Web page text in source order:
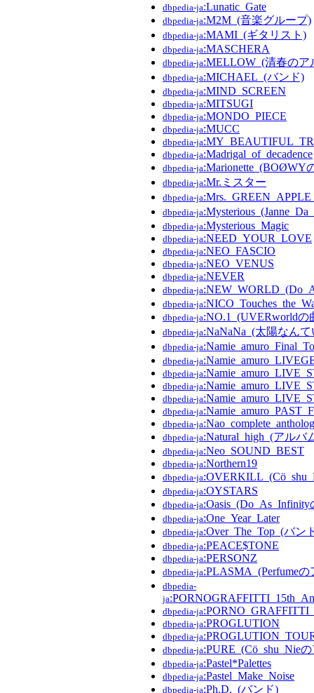
dbpedia-ja:Lunatic_Gate
dbpedia-ja:M2M_(音楽グループ)
dbpedia-ja:MAMI_(ギタリスト)
dbpedia-ja:MASCHERA
dbpedia-ja:MELLOW_(清春のア
dbpedia-ja:MICHAEL_(バンド)
dbpedia-ja:MIND_SCREEN
dbpedia-ja:MITSUGI
dbpedia-ja:MONDO_PIECE
dbpedia-ja:MUCC
dbpedia-ja
dbpedia-ja:Madrigal_of_decadence
dbpedia-ja:Marionette_(BOØWY
dbpedia-ja:Mr.ミスター
dbpedia-ja
dbpedia-ja
dbpedia-ja:Mysterious_Magic
dbpedia-ja:NEED_YOUR_LOVE
dbpedia-ja:NEO_FASCIO
dbpedia-ja:NEO_VENUS
dbpedia-ja:NEVER
dbpedia-ja
dbpedia-ja
dbpedia-ja:NO.1_(UVERworldの
dbpedia-ja:NaNaNa_(太陽なん
dbpedia-ja
dbpedia-ja
dbpedia-ja
dbpedia-ja
dbpedia-ja
dbpedia-ja
dbpedia-ja
dbpedia-ja:Natural_high_(アルバ
dbpedia-ja:Neo_SOUND_BEST
dbpedia-ja:Northern19
dbpedia-ja
dbpedia-ja:OYSTARS
dbpedia-ja:Oasis_(Do_As_Infinity
dbpedia-ja:One_Year_Later
dbpedia-ja:Over_The_Top_(バン
dbpedia-ja:PEACE$TONE
dbpedia-ja:PERSONZ
dbpedia-ja:PLASMA_(Perfume
dbpedia-
ja
dbpedia-ja
dbpedia-ja:PROGLUTION
dbpedia-ja
dbpedia-ja:PURE_(Cö_shu_Nie
dbpedia-ja:Pastel*Palettes
dbpedia-ja:Pastel_Make_Noise
dbpedia-ja:Ph.D._(バンド)